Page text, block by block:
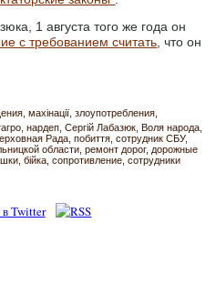
1 августа того же года он
с требованием считать , что он
махінації злоупотребления
нардеп Сергій Лабазюк Воля народа
Рада побиття сотрудник СБУ
области ремонт дорог дорожные
бійка сопротивление сотрудники